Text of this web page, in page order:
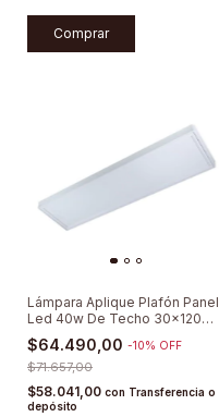
Comprar
Lámpara Aplique Plafón Panel
Led 40w De Techo 30x120
120x30
$64.490,00 -10% OFF
$71.657,00
$58.041,00 con Transferencia o
depósito